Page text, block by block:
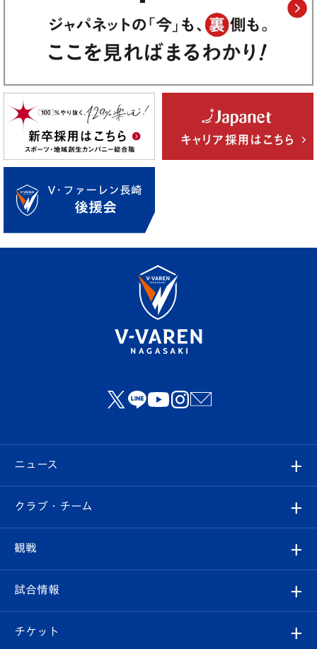
ニュース
すべて
クラブ
試合情報
クラブ・チーム
クラブ概要
観戦
観戦ルール
試合情報
試合日程/結果
チケット